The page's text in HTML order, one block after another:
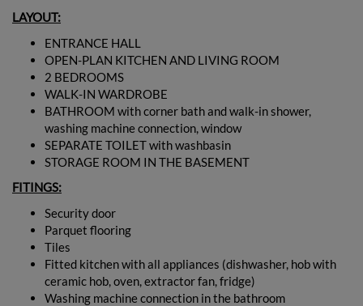
LAYOUT:
ENTRANCE HALL
OPEN-PLAN KITCHEN AND LIVING ROOM
2 BEDROOMS
WALK-IN WARDROBE
BATHROOM with corner bath and walk-in shower,
washing machine connection, window
SEPARATE TOILET with washbasin
STORAGE ROOM IN THE BASEMENT
FITINGS:
Security door
Parquet flooring
Tiles
Fitted kitchen with all appliances (dishwasher, hob with
ceramic hob, oven, extractor fan, fridge)
Washing machine connection in the bathroom